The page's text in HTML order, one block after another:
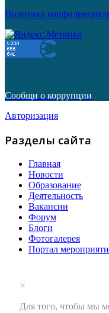
Политика
Сообщи о коррупции
Авторизация
Разделы сайта
Главная
Новости
Образование
Деятельность
Вакансии
Форум
Блоги
Фотогалерея
Портал
×
Для того, чтобы мы